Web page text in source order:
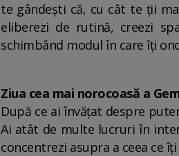
te gândești că, cu cât te ții
eliberezi de rutină, creezi
schimbând modul în care îți
Ziua cea mai norocoasă a
După ce ai învățat despre
Ai atât de multe lucruri în
concentrezi asupra a ceea ce